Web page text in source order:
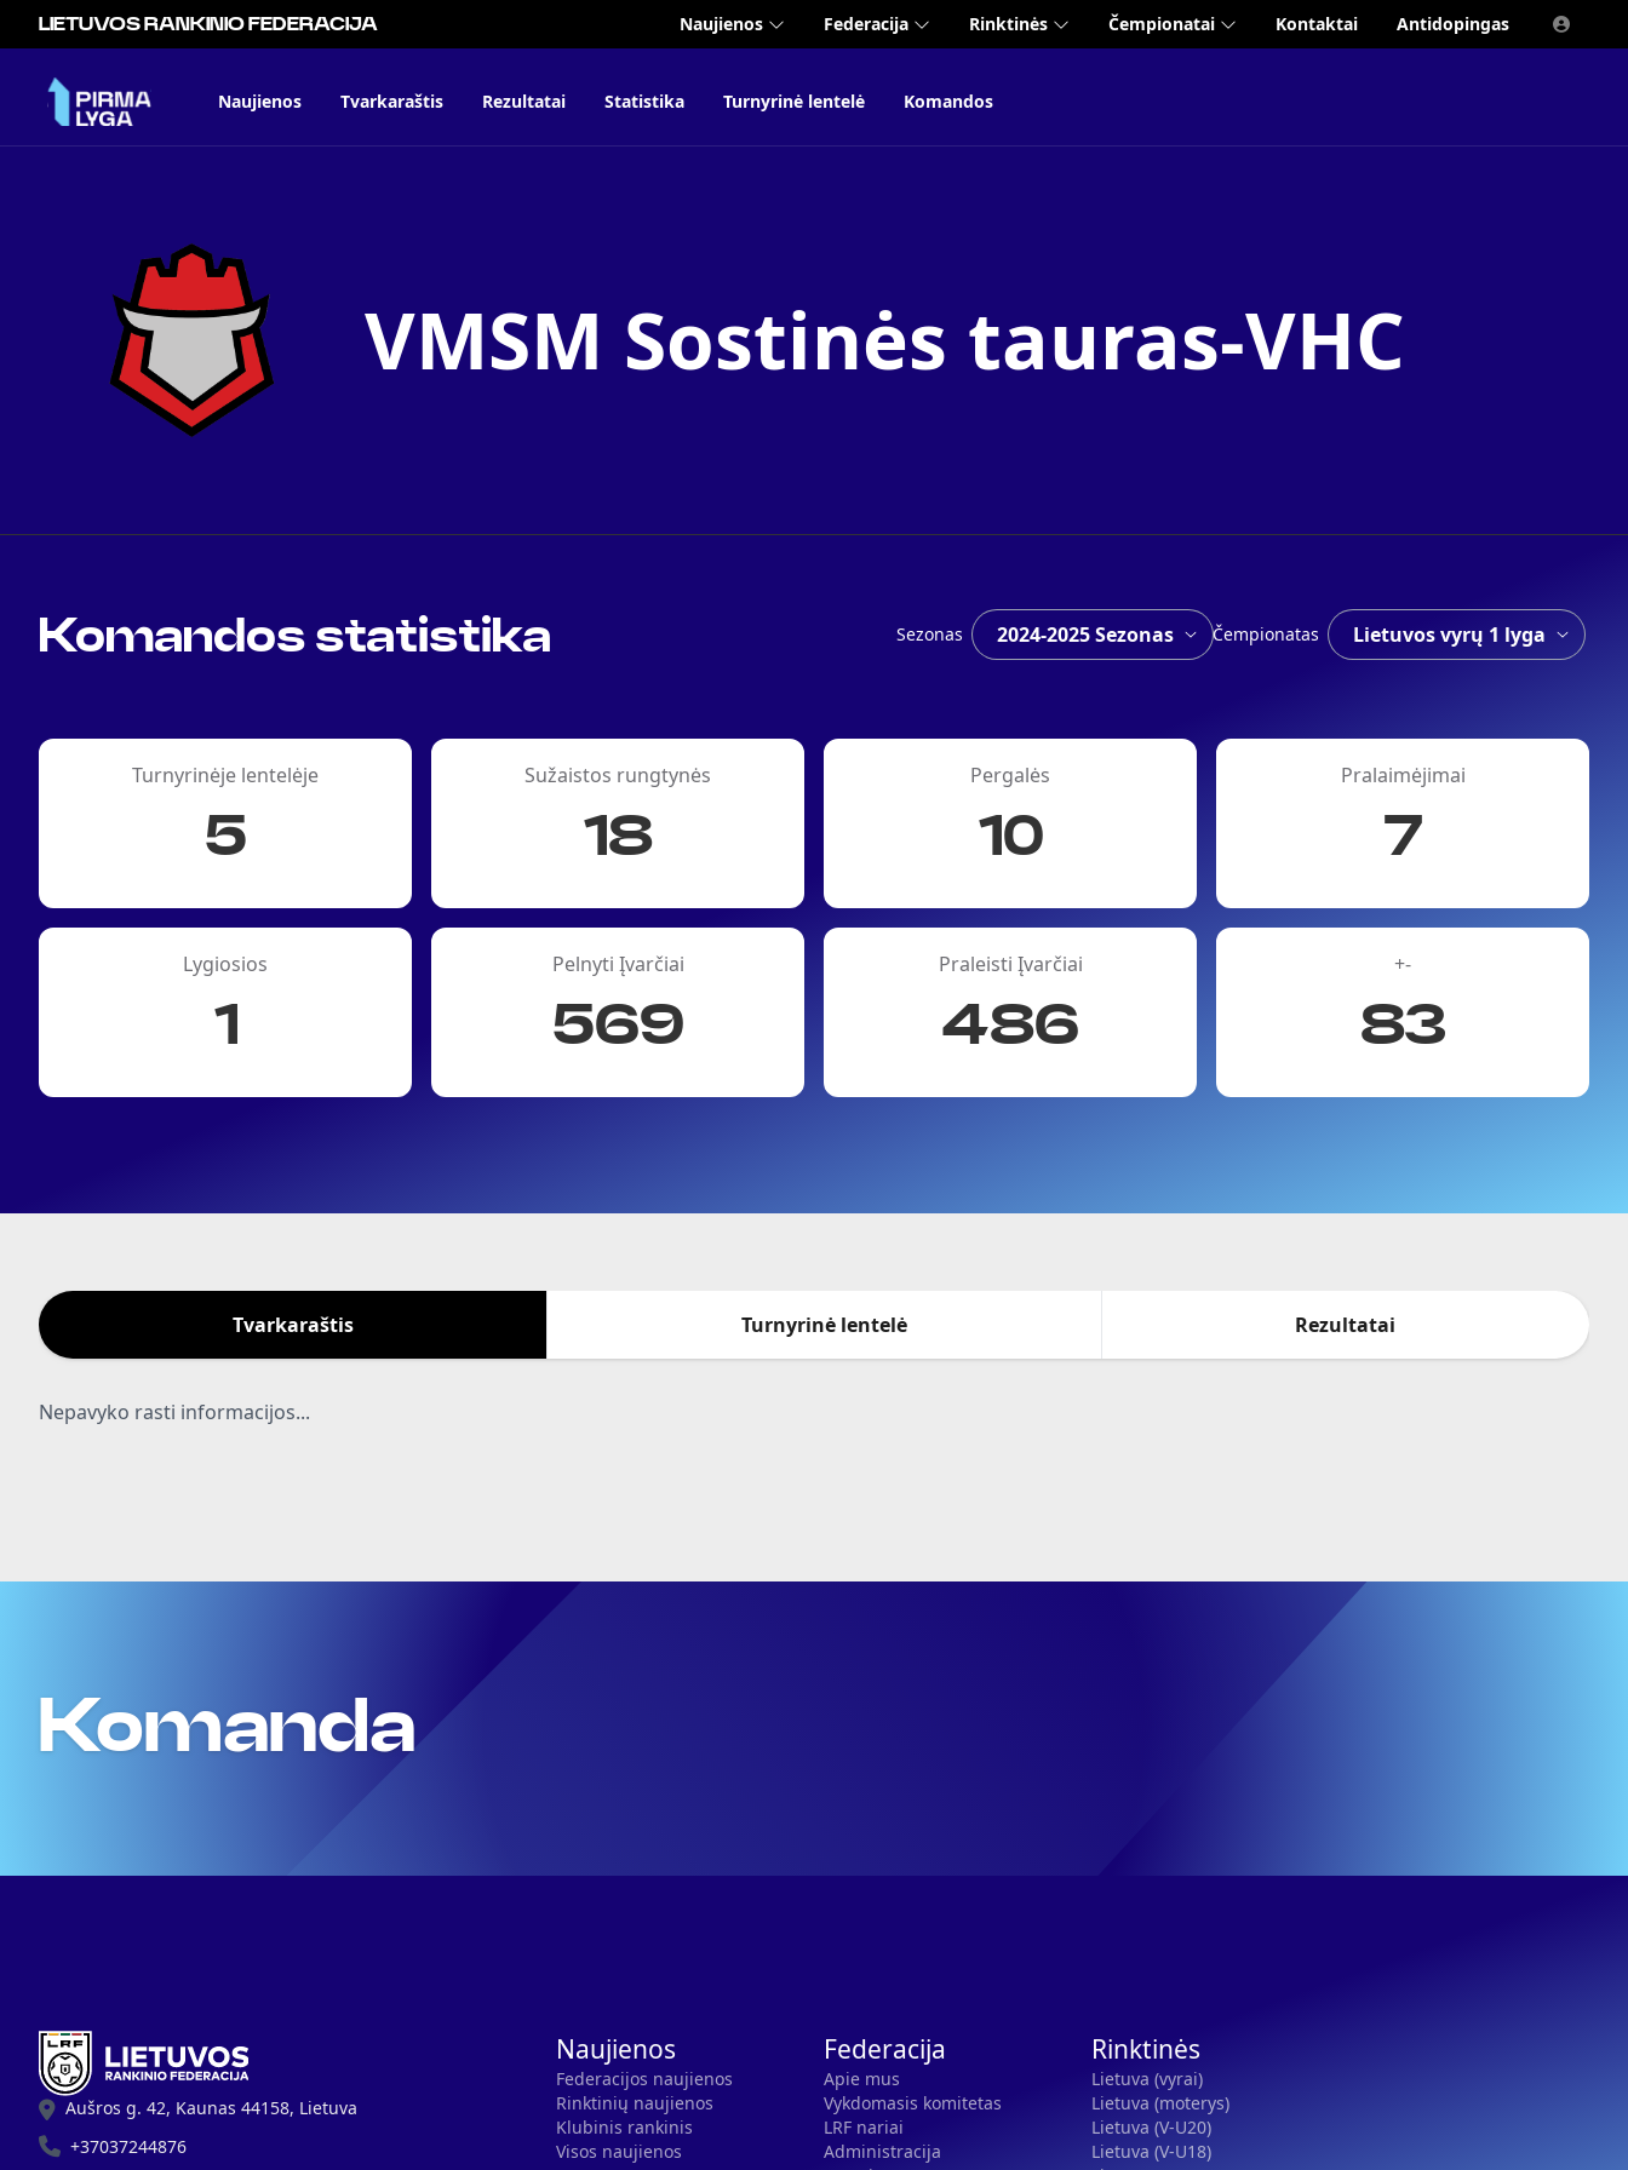
LIETUVOS RANKINIO FEDERACIJA Naujienos Federacija Rinktinės Čempionatai Kontaktai Antidopingas
Naujienos Tvarkaraštis Rezultatai Statistika Turnyrinė lentelė Komandos
VMSM Sostinės tauras-VHC
Komandos statistika Sezonas Čempionatas
Turnyrinėje lentelėje
5
Sužaistos rungtynės
18
Pergalės
10
Pralaimėjimai
7
Lygiosios
1
Pelnyti Įvarčiai
569
Praleisti Įvarčiai
486
+-
83
Tvarkaraštis Turnyrinė lentelė Rezultatai
Nepavyko rasti informacijos...
Komanda
Aušros g. 42, Kaunas 44158, Lietuva
+37037244876
Naujienos
Federacijos naujienos
Rinktinių naujienos
Klubinis rankinis
Visos naujienos
Federacija
Apie mus
Vykdomasis komitetas
LRF nariai
Administracija
Rinktinės
Lietuva (vyrai)
Lietuva (moterys)
Lietuva (V-U20)
Lietuva (V-U18)